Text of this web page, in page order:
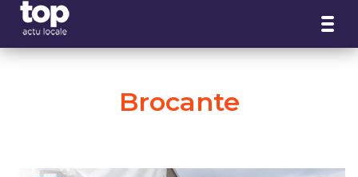
Brocante
Panneau de gestion des cookies